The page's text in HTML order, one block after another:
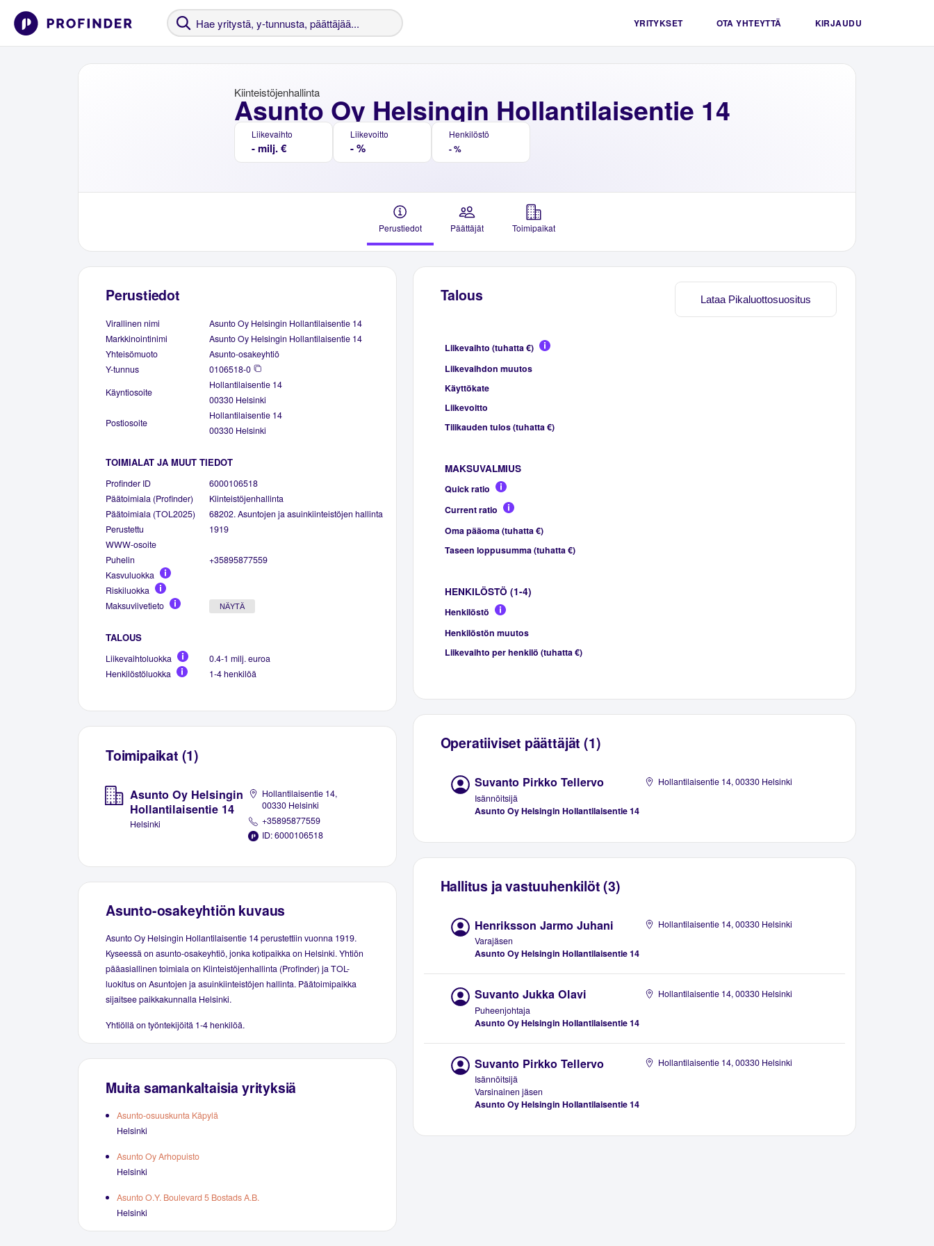
YRITYKSET OTA YHTEYTTÄ KIRJAUDU
Asunto Oy Helsingin Hollantilaisentie 14
Kiinteistöjenhallinta
Liikevaihto
- milj. €
Liikevoitto
- %
Henkilöstö
- %
Perustiedot Päättäjät Toimipaikat
Perustiedot
Virallinen nimi
Asunto Oy Helsingin Hollantilaisentie 14
Markkinointinimi
Asunto Oy Helsingin Hollantilaisentie 14
Yhteisömuoto
Asunto-osakeyhtiö
Y-tunnus
0106518-0
Käyntiosoite
Hollantilaisentie 14
00330 Helsinki
Postiosoite
Hollantilaisentie 14
00330 Helsinki
TOIMIALAT JA MUUT TIEDOT
Profinder ID
6000106518
Päätoimiala (Profinder)
Kiinteistöjenhallinta
Päätoimiala (TOL2025)
68202. Asuntojen ja asuinkiinteistöjen hallinta
Perustettu
1919
WWW-osoite
Puhelin
+35895877559
Kasvuluokka
Riskiluokka
Maksuviivetieto
NÄYTÄ
TALOUS
Liikevaihtoluokka
0.4-1 milj. euroa
Henkilöstöluokka
1-4 henkilöä
Toimipaikat (1)
Asunto Oy Helsingin
Hollantilaisentie 14
Helsinki
Hollantilaisentie 14,
00330 Helsinki
+35895877559
ID: 6000106518
Asunto-osakeyhtiön kuvaus
Asunto Oy Helsingin Hollantilaisentie 14 perustettiin vuonna 1919.
Kyseessä on asunto-osakeyhtiö, jonka kotipaikka on Helsinki. Yhtiön
pääasiallinen toimiala on Kiinteistöjenhallinta (Profinder) ja TOL-
luokitus on Asuntojen ja asuinkiinteistöjen hallinta. Päätoimipaikka
sijaitsee paikkakunnalla Helsinki.
Yhtiöllä on työntekijöitä 1-4 henkilöä.
Muita samankaltaisia yrityksiä
Asunto-osuuskunta Käpylä
Helsinki
Asunto Oy Arhopuisto
Helsinki
Asunto O.Y. Boulevard 5 Bostads A.B.
Helsinki
Lataa Pikaluottosuositus
Talous
Liikevaihto (tuhatta €)
Liikevaihdon muutos
Käyttökate
Liikevoitto
Tilikauden tulos (tuhatta €)
MAKSUVALMIUS
Quick ratio
Current ratio
Oma pääoma (tuhatta €)
Taseen loppusumma (tuhatta €)
HENKILÖSTÖ (1-4)
Henkilöstö
Henkilöstön muutos
Liikevaihto per henkilö (tuhatta €)
Operatiiviset päättäjät (1)
Suvanto Pirkko Tellervo
Isännöitsijä
Asunto Oy Helsingin Hollantilaisentie 14
Hollantilaisentie 14, 00330 Helsinki
Hallitus ja vastuuhenkilöt (3)
Henriksson Jarmo Juhani
Varajäsen
Asunto Oy Helsingin Hollantilaisentie 14
Hollantilaisentie 14, 00330 Helsinki
Suvanto Jukka Olavi
Puheenjohtaja
Asunto Oy Helsingin Hollantilaisentie 14
Hollantilaisentie 14, 00330 Helsinki
Suvanto Pirkko Tellervo
Isännöitsijä
Varsinainen jäsen
Asunto Oy Helsingin Hollantilaisentie 14
Hollantilaisentie 14, 00330 Helsinki